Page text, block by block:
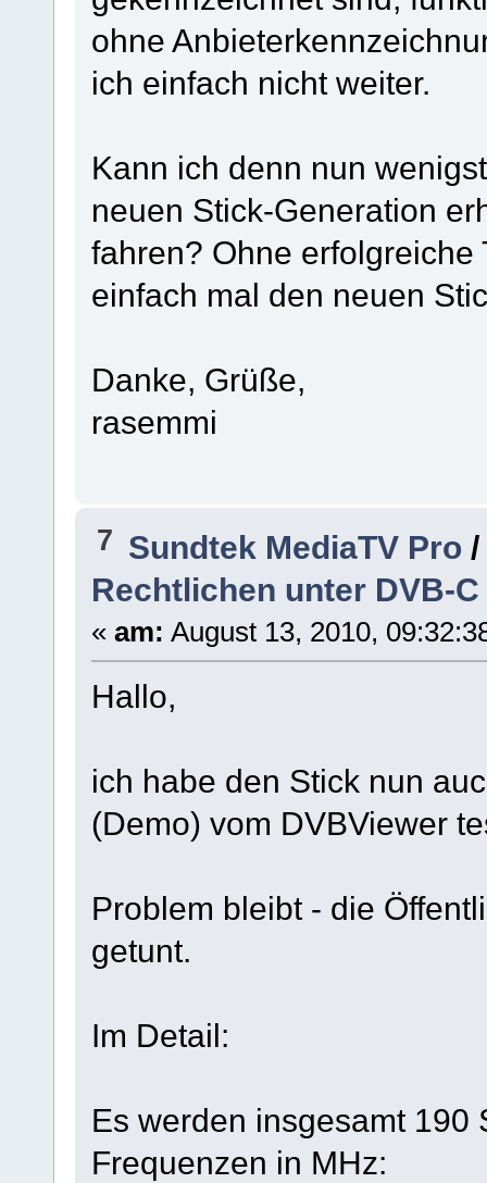
ohne
ich einfach nicht weiter.
Kann ich denn nun
neuen Stick-Generation
fahren? Ohne erfolgreiche
einfach mal den neuen
Danke, Grüße,
rasemmi
7 Sundtek MediaTV Pro
Rechtlichen unter DVB-C
« am: August 13, 2010,
Hallo,
ich habe den Stick nun
(Demo) vom DVBViewer
Problem bleibt - die
getunt.
Im Detail:
Es werden insgesamt 190
Frequenzen in MHz: